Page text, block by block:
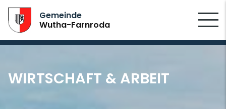
Gemeinde
Wutha-Farnroda
WIRTSCHAFT & ARBEIT